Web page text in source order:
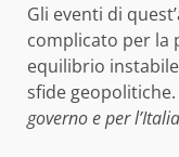
Gli eventi di
complicato per la
equilibrio
sfide geopolitiche.
governo e per